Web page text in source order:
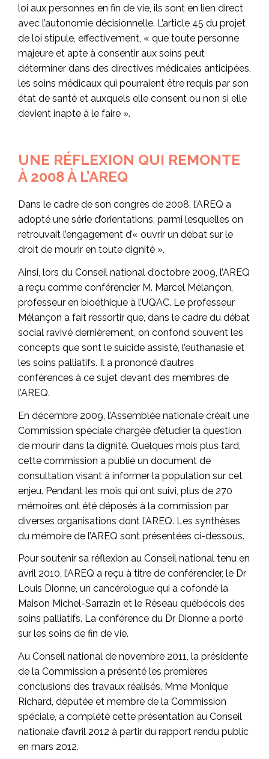
loi aux personnes en fin de vie, ils sont en lien direct
avec l’autonomie décisionnelle. L’article 45 du projet
de loi stipule, effectivement, « que toute personne
majeure et apte à consentir aux soins peut
déterminer dans des directives médicales anticipées,
les soins médicaux qui pourraient être requis par son
état de santé et auxquels elle consent ou non si elle
devient inapte à le faire ».
UNE RÉFLEXION QUI REMONTE
À 2008 À L’AREQ
Dans le cadre de son congrès de 2008, l’AREQ a
adopté une série d’orientations, parmi lesquelles on
retrouvait l’engagement d’« ouvrir un débat sur le
droit de mourir en toute dignité ».
Ainsi, lors du Conseil national d’octobre 2009 , l’AREQ
a reçu comme conférencier M. Marcel Mélançon,
professeur en bioéthique à l’UQAC. Le professeur
Mélançon a fait ressortir que, dans le cadre du débat
social ravivé dernièrement, on confond souvent les
concepts que sont le suicide assisté, l’euthanasie et
les soins palliatifs. Il a prononcé d’autres
conférences à ce sujet devant des membres de
l’AREQ.
En décembre 2009, l’Assemblée nationale créait une
Commission spéciale chargée d’étudier la question
de mourir dans la dignité. Quelques mois plus tard,
cette commission a publié un document de
consultation visant à informer la population sur cet
enjeu. Pendant les mois qui ont suivi, plus de 270
mémoires ont été déposés à la commission par
diverses organisations dont l’AREQ. Les synthèses
du mémoire de l’AREQ sont présentées ci-dessous.
Pour soutenir sa réflexion au Conseil national tenu en
avril 2010, l’AREQ a reçu à titre de conférencier, le Dr
Louis Dionne, un cancérologue qui a cofondé la
Maison Michel-Sarrazin et le Réseau québécois des
soins palliatifs. La conférence du Dr Dionne a porté
sur les soins de fin de vie.
Au Conseil national de novembre 2011, la présidente
de la Commission a présenté les premières
conclusions des travaux réalisés. Mme Monique
Richard, députée et membre de la Commission
spéciale, a complété cette présentation au Conseil
nationale d’avril 2012 à partir du rapport rendu public
en mars 2012.